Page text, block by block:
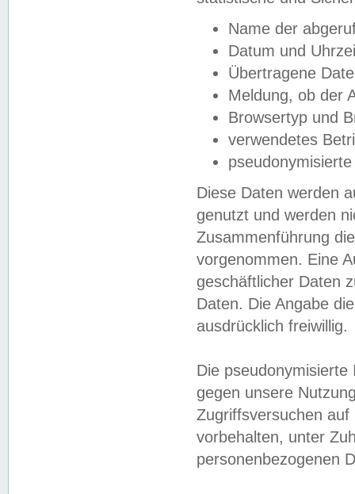
Name der
Datum und
Übertragene
Meldung, ob der
Browsertyp und
verwendetes
Diese Daten werden
genutzt und werden
Zusammenführung
vorgenommen. Eine
geschäftlicher Daten
Daten. Die Angabe
ausdrücklich freiwillig.
Die
gegen unsere
Zugriffsversuchen
vorbehalten, unter
personenbezogenen